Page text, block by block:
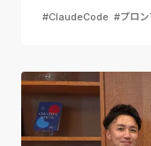
#ClaudeCode #プロン